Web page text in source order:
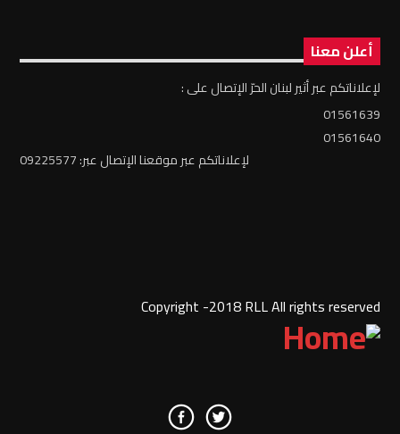
أعلن معنا
لإعلاناتكم عبر أثير لبنان الحرّ الإتصال على :
01561639
01561640
لإعلاناتكم عبر موقعنا الإتصال عبر: 09225577
Copyright -2018 RLL All rights reserved